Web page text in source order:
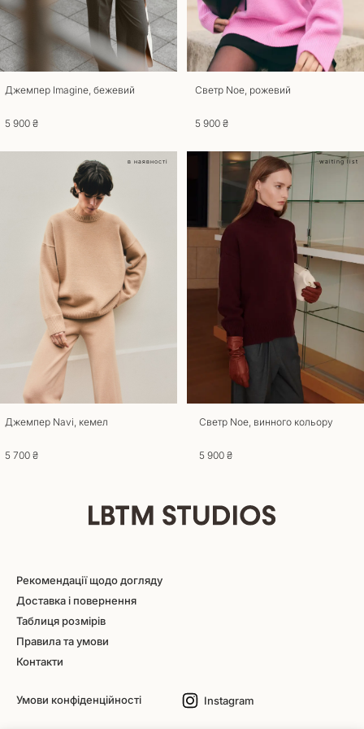
Повернення
Для повернення та обміну товару потрібна наявність документа, що
підтверджує покупку. Товари, що були у вживанні до повернення та
обміну не приймаються. Повернути товар можливо, якщо збережено
його товарний вигляд, ярлики та етикетки. Термін повернення та
обміну – 14 днів з моменту отримання замовлення. Звертаємо вашу
оплачується за рахунок покупця. У разі якщо ви отримали товар
Джемпер Imagine, бежевий
5 900 ₴
Светр Noe, рожевий
5 900 ₴
в наявності
Джемпер Navi, кемел
5 700 ₴
waiting list
Светр Noe, винного кольору
5 900 ₴
Рекомендації щодо догляду
Доставка і повернення
Таблиця розмірів
Правила та умови
Контакти
Умови конфіденційності Instagram